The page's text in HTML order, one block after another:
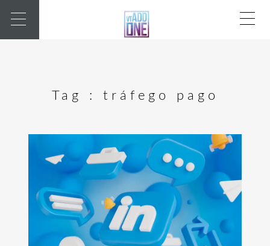
Tag : tráfego pago